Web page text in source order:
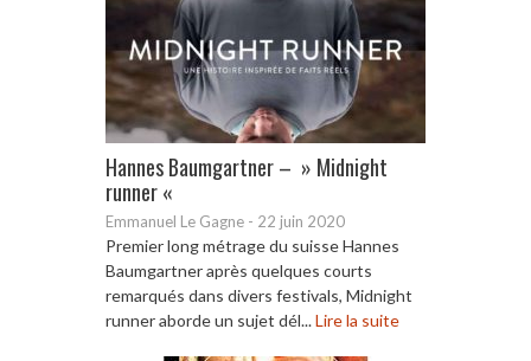
Hannes Baumgartner – » Midnight
runner «
Emmanuel Le Gagne - 22 juin 2020
Premier long métrage du suisse Hannes
Baumgartner après quelques courts
remarqués dans divers festivals, Midnight
runner aborde un sujet dél...Lire la suite